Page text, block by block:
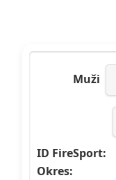
Muži
ID FireSport:
Okres: